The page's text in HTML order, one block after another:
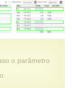
o parâmetro